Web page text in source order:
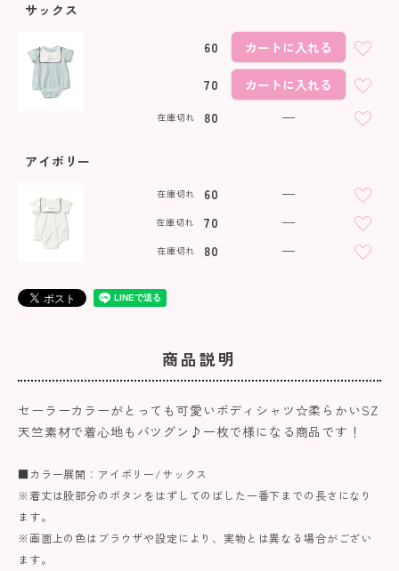
サックス
60 カートに入れる
70
カートに入れる
80
在庫切れ —
アイボリー
60
在庫切れ
—
70
在庫切れ
—
80
在庫切れ —
商品説明
セーラーカラーがとっても可愛いボディシャツ☆柔らかいSZ
天竺素材で着心地もバツグン♪一枚で様になる商品です！
■カラー展開：アイボリー/サックス
※着丈は股部分のボタンをはずしてのばした一番下までの長さになり
ます。
※画面上の色はブラウザや設定により、実物とは異なる場合がござい
ます。